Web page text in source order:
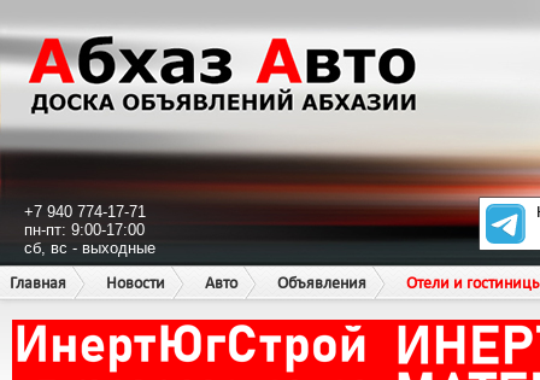
+7 940 774-17-71
пн-пт: 9:00-17:00
сб, вс - выходные
Главная
Новости Авто Объявления Отели и